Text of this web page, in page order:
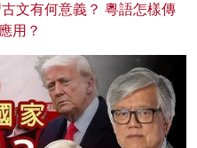
文有何意義？ 粵語怎樣傳
用？